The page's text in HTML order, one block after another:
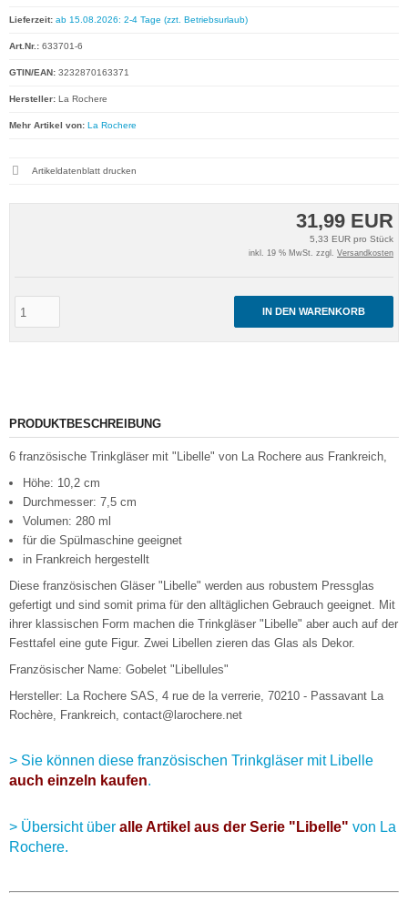
31,99 EUR
5,33 EUR pro Stück
inkl. 19 % MwSt. zzgl. Versandkosten
IN DEN WARENKORB
Lieferzeit: ab 15.08.2026: 2-4 Tage (zzt. Betriebsurlaub)
Art.Nr.: 633701-6
GTIN/EAN: 3232870163371
Hersteller: La Rochere
Mehr Artikel von: La Rochere
Artikeldatenblatt drucken
PRODUKTBESCHREIBUNG
6 französische Trinkgläser mit "Libelle" von La Rochere aus Frankreich,
Höhe: 10,2 cm
Durchmesser: 7,5 cm
Volumen: 280 ml
für die Spülmaschine geeignet
in Frankreich hergestellt
Diese französischen Gläser "Libelle" werden aus robustem Pressglas
gefertigt und sind somit prima für den alltäglichen Gebrauch geeignet. Mit
ihrer klassischen Form machen die Trinkgläser "Libelle" aber auch auf der
Festtafel eine gute Figur. Zwei Libellen zieren das Glas als Dekor.
Französischer Name: Gobelet "Libellules"
Hersteller: La Rochere SAS, 4 rue de la verrerie, 70210 - Passavant La
Rochère, Frankreich, contact@larochere.net
> Sie können diese französischen Trinkgläser mit Libelle
auch einzeln kaufen.
> Übersicht über alle Artikel aus der Serie "Libelle" von La
Rochere.